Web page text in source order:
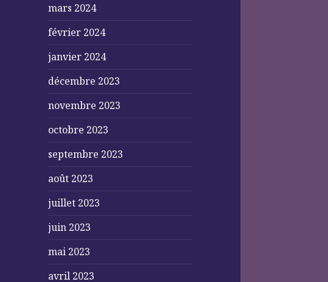
mars 2024
février 2024
janvier 2024
décembre 2023
novembre 2023
octobre 2023
septembre 2023
août 2023
juillet 2023
juin 2023
mai 2023
avril 2023